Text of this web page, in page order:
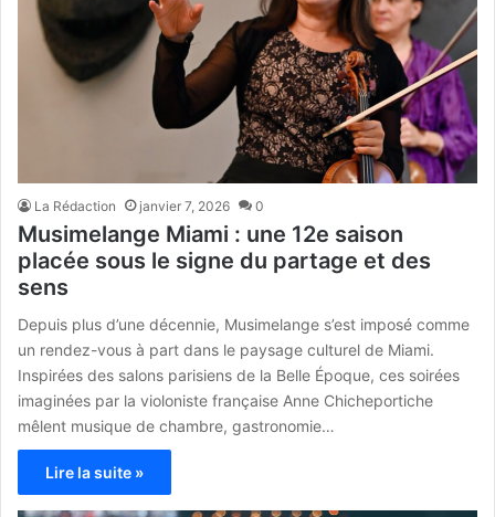
La Rédaction janvier 7, 2026 0
Musimelange Miami : une 12e saison
placée sous le signe du partage et des
sens
Depuis plus d’une décennie, Musimelange s’est imposé comme
un rendez-vous à part dans le paysage culturel de Miami.
Inspirées des salons parisiens de la Belle Époque, ces soirées
imaginées par la violoniste française Anne Chicheportiche
mêlent musique de chambre, gastronomie…
Lire la suite »